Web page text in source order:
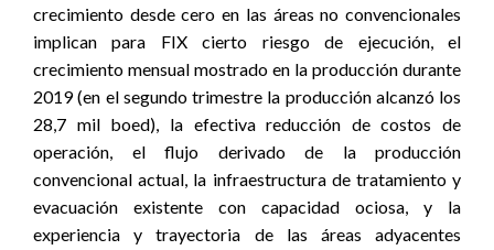
crecimiento desde cero en las áreas no convencionales
implican para FIX cierto riesgo de ejecución, el
crecimiento mensual mostrado en la producción durante
2019 (en el segundo trimestre la producción alcanzó los
28,7 mil boed), la efectiva reducción de costos de
operación, el flujo derivado de la producción
convencional actual, la infraestructura de tratamiento y
evacuación existente con capacidad ociosa, y la
experiencia y trayectoria de las áreas adyacentes